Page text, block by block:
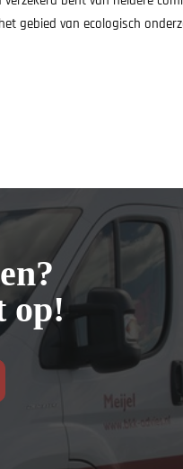
van ecologisch
op!